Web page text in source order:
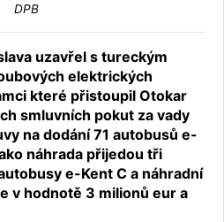
DPB
uzavřel s tureckým
elektrických
které přistoupil Otokar
smluvních pokut za vady
na dodání 71 autobusů e-
náhrada přijedou tři
e-Kent C a náhradní
v hodnotě 3 milionů eur a